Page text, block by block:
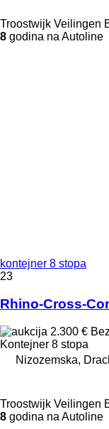
Troostwijk Veilingen
8 godina na Autoline
kontejner 8 stopa
23
Rhino-Cross-
2.300 €
Kontejner 8 stopa
Nizozemska,
Troostwijk Veilingen
8 godina na Autoline